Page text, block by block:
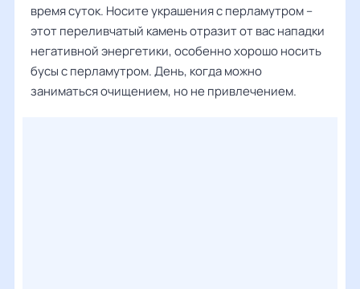
время суток. Носите украшения с перламутром –
этот переливчатый камень отразит от вас нападки
негативной энергетики, особенно хорошо носить
бусы с перламутром. День, когда можно
заниматься очищением, но не привлечением.